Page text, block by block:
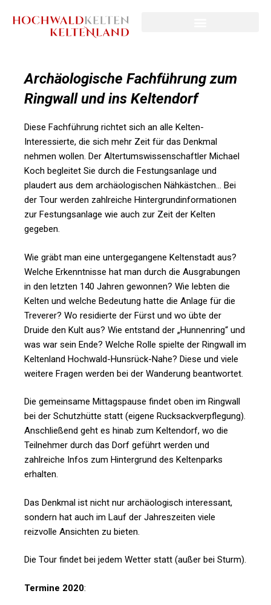
Archäologische Fachführung zum
Ringwall und ins Keltendorf
Diese Fachführung richtet sich an alle Kelten-
Interessierte, die sich mehr Zeit für das Denkmal
nehmen wollen. Der Altertumswissenschaftler Michael
Koch begleitet Sie durch die Festungsanlage und
plaudert aus dem archäologischen Nähkästchen… Bei
der Tour werden zahlreiche Hintergrundinformationen
zur Festungsanlage wie auch zur Zeit der Kelten
gegeben.
Wie gräbt man eine untergegangene Keltenstadt aus?
Welche Erkenntnisse hat man durch die Ausgrabungen
in den letzten 140 Jahren gewonnen? Wie lebten die
Kelten und welche Bedeutung hatte die Anlage für die
Treverer? Wo residierte der Fürst und wo übte der
Druide den Kult aus? Wie entstand der „Hunnenring“ und
was war sein Ende? Welche Rolle spielte der Ringwall im
Keltenland Hochwald-Hunsrück-Nahe? Diese und viele
weitere Fragen werden bei der Wanderung beantwortet.
Die gemeinsame Mittagspause findet oben im Ringwall
bei der Schutzhütte statt (eigene Rucksackverpflegung).
Anschließend geht es hinab zum Keltendorf, wo die
Teilnehmer durch das Dorf geführt werden und
zahlreiche Infos zum Hintergrund des Keltenparks
erhalten.
Das Denkmal ist nicht nur archäologisch interessant,
sondern hat auch im Lauf der Jahreszeiten viele
reizvolle Ansichten zu bieten.
Die Tour findet bei jedem Wetter statt (außer bei Sturm).
Termine 2020: